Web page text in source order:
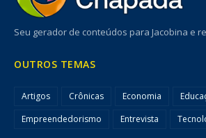
Seu gerador de conteúdos para Jacobina e
OUTROS TEMAS
Artigos Crônicas Economia
Empreendedorismo
Entrevista